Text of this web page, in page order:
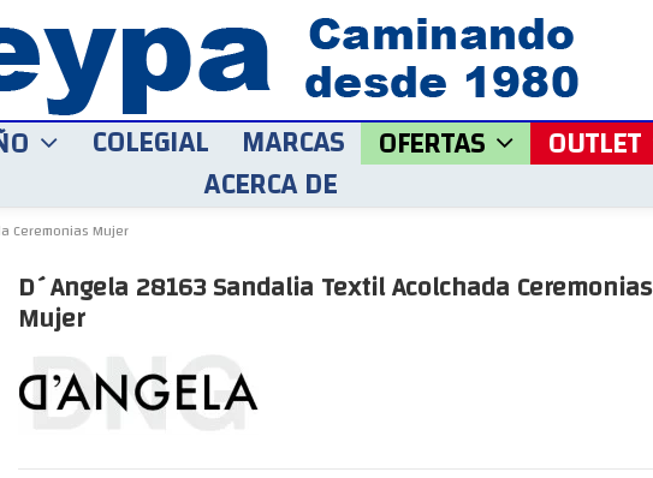
COLEGIAL MARCAS OFERTAS OUTLET
ACERCA DE
Ceremonias Mujer
D´Angela 28163 Sandalia Textil Acolchada Ceremonias
Mujer